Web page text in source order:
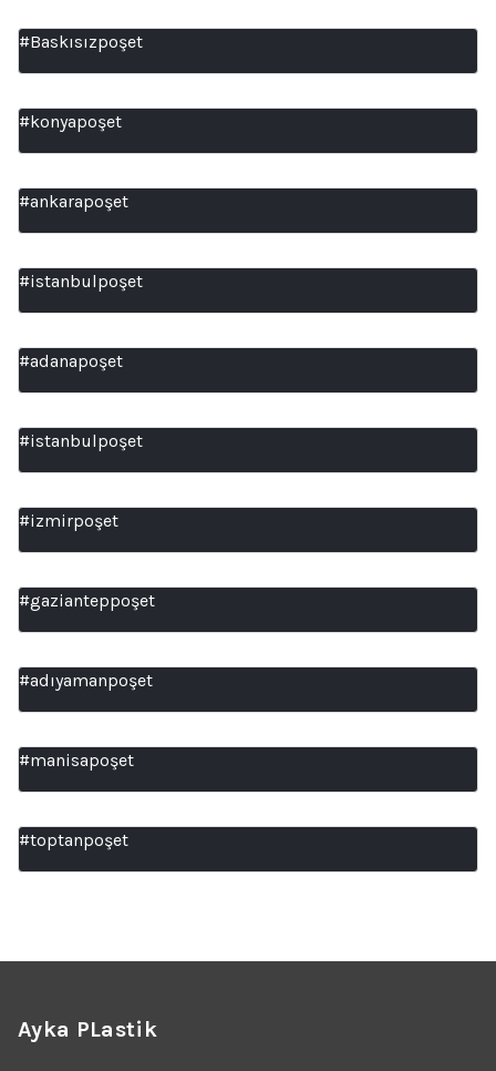
#Baskısızpoşet
#konyapoşet
#ankarapoşet
#istanbulpoşet
#adanapoşet
#istanbulpoşet
#izmirpoşet
#gazianteppoşet
#adıyamanpoşet
#manisapoşet
#toptanpoşet
Ayka PLastik